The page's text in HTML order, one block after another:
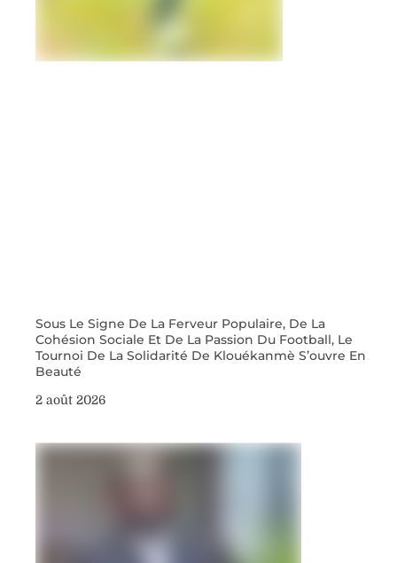
Sous Le Signe De La Ferveur Populaire, De La
Cohésion Sociale Et De La Passion Du Football, Le
Tournoi De La Solidarité De Klouékanmè S’ouvre En
Beauté
2 août 2026